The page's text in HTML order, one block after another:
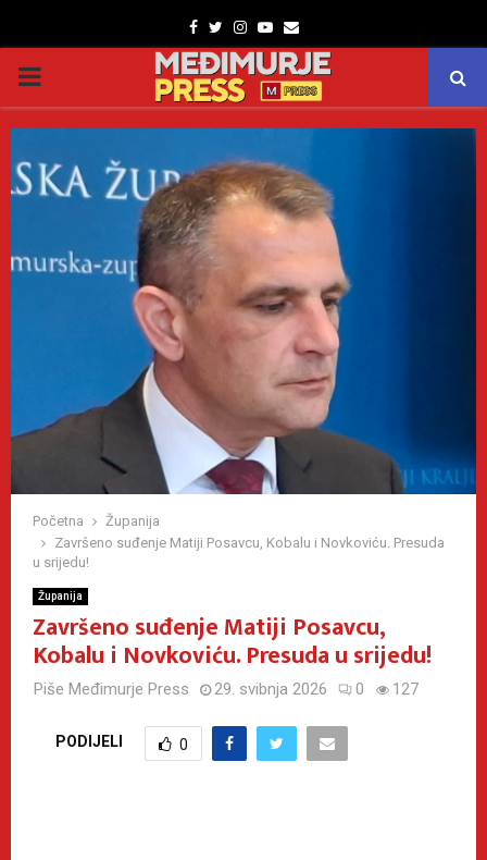
Facebook
TwitterInstagram
Youtube
Email
PRIMARY
MENU
Početna
Županija
Završeno suđenje Matiji Posavcu, Kobalu i Novkoviću. Presuda
u srijedu!
Županija
Završeno suđenje Matiji Posavcu,
Kobalu i Novkoviću. Presuda u srijedu!
Piše Međimurje Press 29. svibnja 2026 0 127
PODIJELI 0